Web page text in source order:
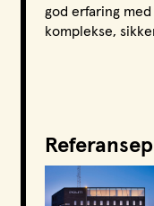
god erfaring
komplekse,